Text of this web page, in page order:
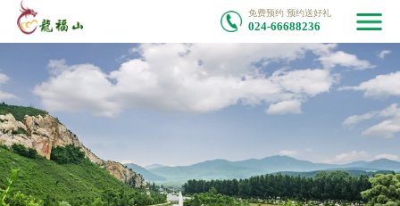
免费预约 预约送好礼
024-66688236